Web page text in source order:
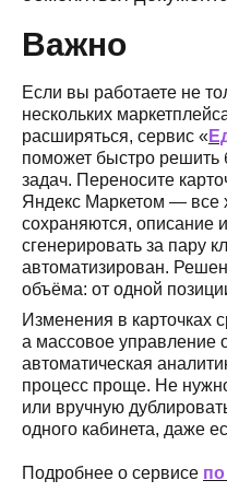
Важно
Если вы работаете не
нескольких
расширяться, сервис «
поможет быстро решить
задач. Переносите
Яндекс Маркетом — все
сохраняются, описание
сгенерировать за пару
автоматизирован.
объёма: от одной
Изменения в карточках
а массовое управление
автоматическая
процесс проще. Не
или вручную
одного кабинета, даже
Подробнее о сервисе